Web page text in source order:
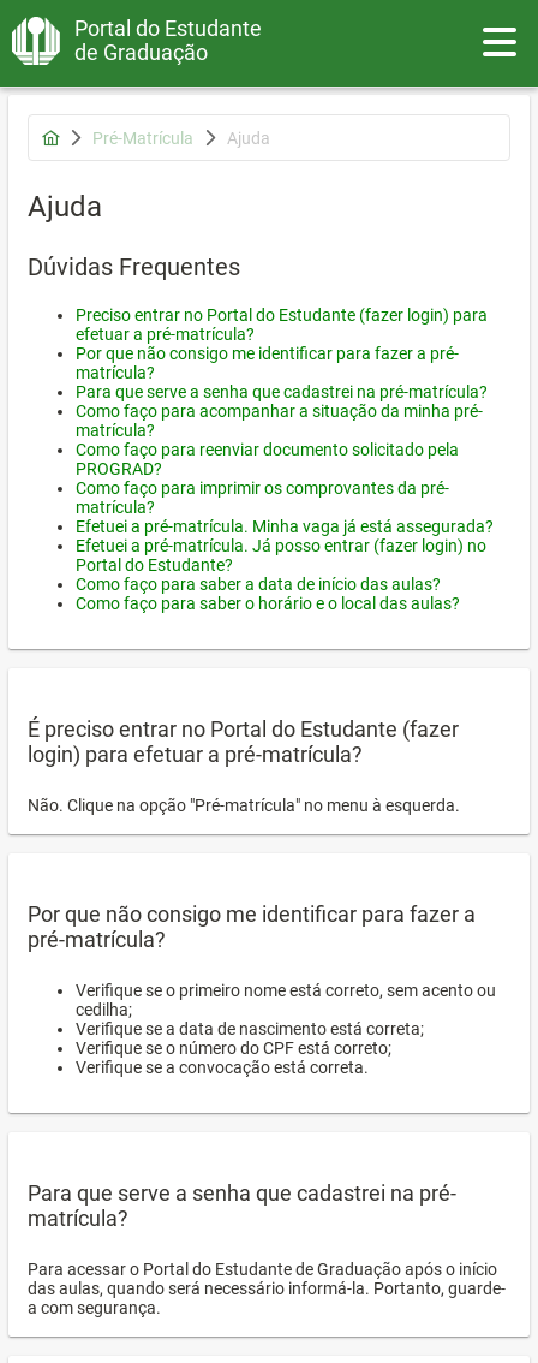
Portal do Estudante
de Graduação
Pré-Matrícula Ajuda
Ajuda
Dúvidas Frequentes
Preciso entrar no Portal do Estudante (fazer login) para
efetuar a pré-matrícula?
Por que não consigo me identificar para fazer a pré-
matrícula?
Para que serve a senha que cadastrei na pré-matrícula?
Como faço para acompanhar a situação da minha pré-
matrícula?
Como faço para reenviar documento solicitado pela
PROGRAD?
Como faço para imprimir os comprovantes da pré-
matrícula?
Efetuei a pré-matrícula. Minha vaga já está assegurada?
Efetuei a pré-matrícula. Já posso entrar (fazer login) no
Portal do Estudante?
Como faço para saber a data de início das aulas?
Como faço para saber o horário e o local das aulas?
É preciso entrar no Portal do Estudante (fazer
login) para efetuar a pré-matrícula?
Não. Clique na opção "Pré-matrícula" no menu à esquerda.
Por que não consigo me identificar para fazer a
pré-matrícula?
Verifique se o primeiro nome está correto, sem acento ou
cedilha;
Verifique se a data de nascimento está correta;
Verifique se o número do CPF está correto;
Verifique se a convocação está correta.
Para que serve a senha que cadastrei na pré-
matrícula?
Para acessar o Portal do Estudante de Graduação após o início
das aulas, quando será necessário informá-la. Portanto, guarde-
a com segurança.